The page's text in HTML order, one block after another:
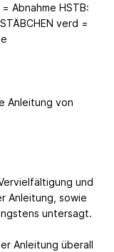
Abnahme HSTB:
verd =
Anleitung von
und
Anleitung, sowie
untersagt.
Anleitung überall